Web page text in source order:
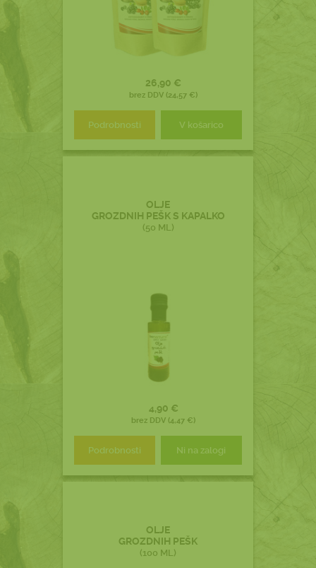
26,90 €
brez DDV (24,57 €)
Podrobnosti V košarico
OLJE
GROZDNIH PEŠK S KAPALKO
(50 ML)
4,90 €
brez DDV (4,47 €)
Podrobnosti Ni na zalogi
OLJE
GROZDNIH PEŠK
(100 ML)